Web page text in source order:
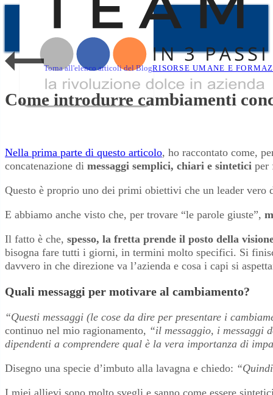
Torna all'elenco articoli del BlogRISORSE UMANE E
Come introdurre cambiamenti
Nella prima parte di questo articolo, ho raccontato come,
concatenazione di messaggi semplici, chiari e sintetici per
Questo è proprio uno dei primi obiettivi che un leader vero
E abbiamo anche visto che, per trovare “le parole giuste”,
Il fatto è che, spesso, la fretta prende il posto della
bisogna fare tutti i giorni, in termini molto specifici. Si
davvero in che direzione va l’azienda e cosa i capi si
Quali messaggi per motivare al cambiamento?
“Questi messaggi (le cose da dire per presentare i
continuo nel mio ragionamento, “il messaggio, i messaggi
dipendenti a comprendere qual è la vera importanza di
Disegno una specie d’imbuto alla lavagna e chiedo: